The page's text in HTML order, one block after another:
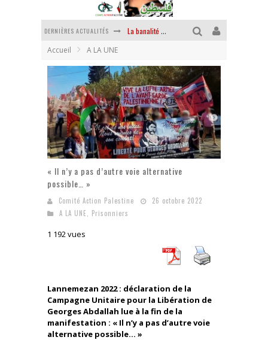
DERNIÈRES ACTUALITÉS Yankees, Go home !
La révolution ou rien
Des accords de paix sans le peuple et contre le peuple
La puissance américaine en peau de chagrin
La banalité du mal colonial
Accueil A LA UNE
« Il n’y a pas d’autre voie alternative
possible… »
Comité Action Palestine
26 octobre 2022
A LA UNE
Prisonniers
1 192 vues
Lannemezan 2022 : déclaration de la
Campagne Unitaire pour la Libération de
Georges Abdallah lue à la fin de la
manifestation : « Il n’y a pas d’autre voie
alternative possible… »